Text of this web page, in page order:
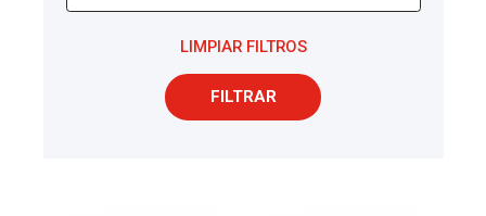
LIMPIAR FILTROS
FILTRAR